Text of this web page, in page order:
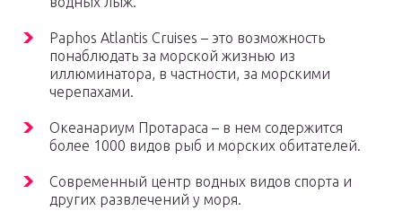
Paphos Atlantis Cruises – это возможность
понаблюдать за морской жизнью из
иллюминатора, в частности, за морскими
черепахами.
Океанариум Протараса – в нем содержится
более 1000 видов рыб и морских обитателей.
Современный центр водных видов спорта и
других развлечений у моря.